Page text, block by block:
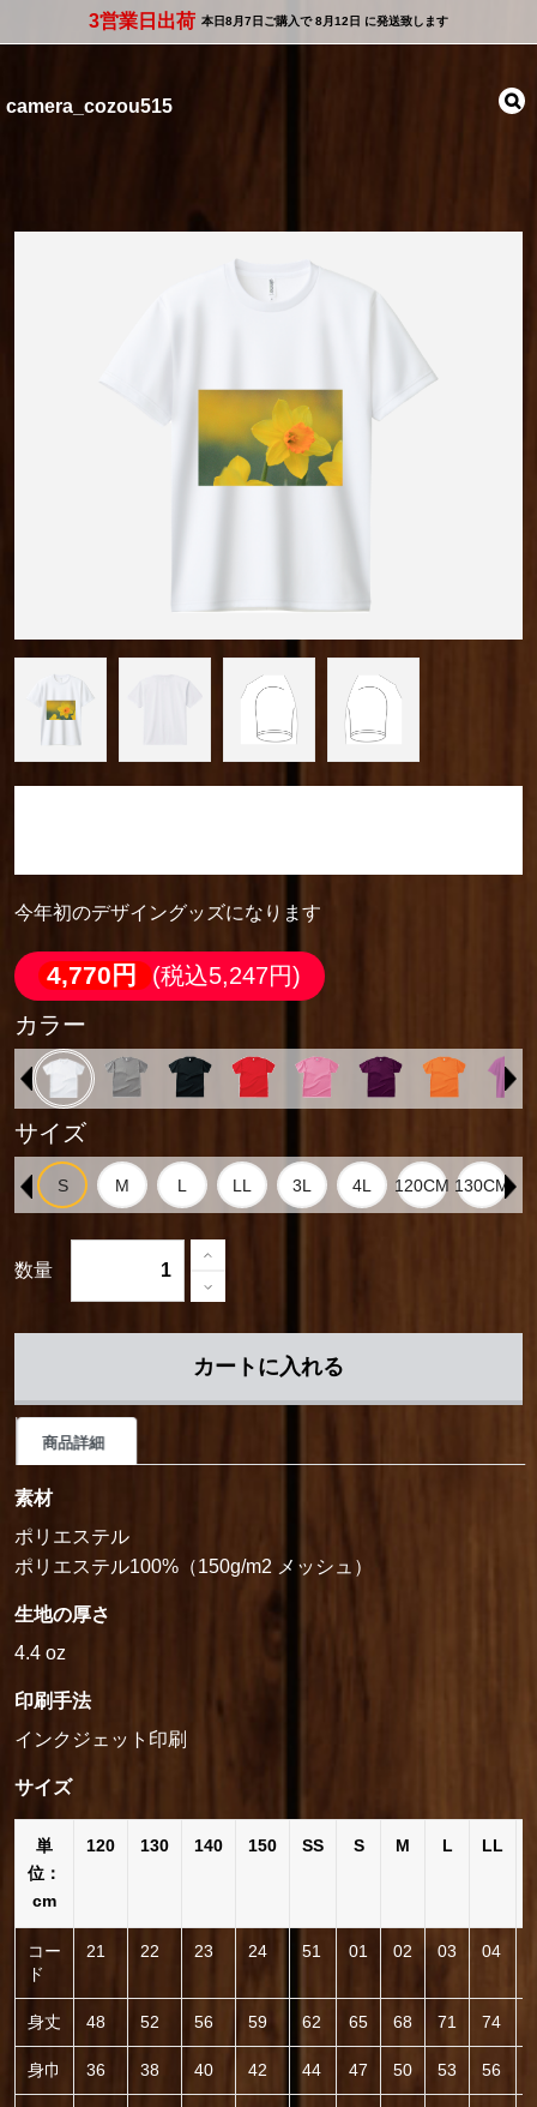
3営業日出荷 本日8月7日 ご購入で8月12日 に発送致します
camera_cozou515
今年初のデザイングッズになります
4,770円
(税込5,247円)
カラー
サイズ
数量
カートに入れる
商品詳細
素材
ポリエステル
ポリエステル100%（150g/m2 メッシュ）
生地の厚さ
4.4 oz
印刷手法
インクジェット印刷
サイズ
単
位：
cm
120 130 140 150 SS S M L LL
コー
ド
21 22 23 24 51 01 02 03 04
身丈 48 52 56 59 62 65 68 71 74
身巾 36 38 40 42 44 47 50 53 56